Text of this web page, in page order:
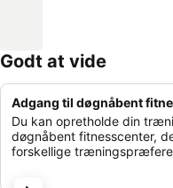
Godt at vide
Adgang til døgnåbent
Du kan opretholde din
døgnåbent fitnesscenter,
forskellige